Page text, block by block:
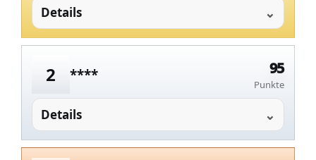
Details
2 **** 95
Punkte
Details